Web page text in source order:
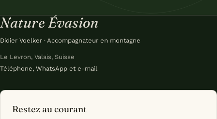
Nature Évasion
Didier Voelker · Accompagnateur en montagne
Le Levron, Valais, Suisse
Téléphone, WhatsApp et e-mail
Restez au courant